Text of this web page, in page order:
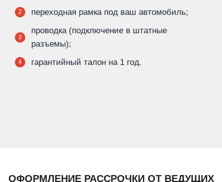
2 переходная рамка под ваш автомобиль;
3
проводка (подключение в штатные
разъемы);
4 гарантийный талон на 1 год.
ОФОРМЛЕНИЕ РАССРОЧКИ ОТ ВЕДУЩИХ